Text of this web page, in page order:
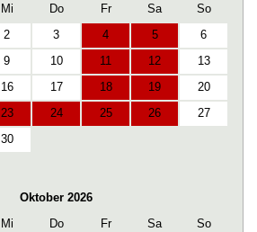
Mi Do Fr Sa
So
2 3 4 5
6
9 10 11 12
13
16 17 18 19
20
23 24 25 26
27
30
Oktober 2026
Mi Do Fr Sa
So